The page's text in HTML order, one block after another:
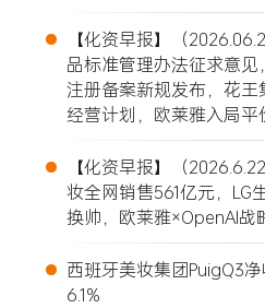
•
【化资早报】（
品标准管理办法征求意
注册备案新规发布，花王
经营计划，欧莱雅入局
•
【化资早报】（
妆全网销售561亿元，LG
换帅，欧莱雅×OpenAI战
• 西班牙美妆集团PuigQ3
6.1%